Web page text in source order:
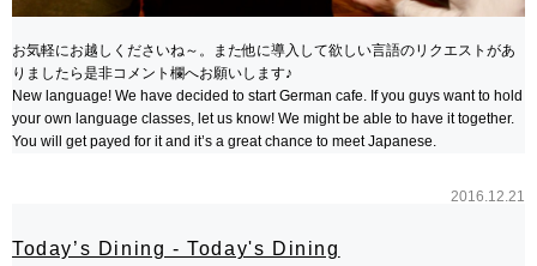
お気軽にお越しくださいね～。また他に導入して欲しい言語のリクエストがあ
りましたら是非コメント欄へお願いします♪
New language! We have decided to start German cafe. If you guys want to hold
your own language classes, let us know! We might be able to have it together.
You will get payed for it and it’s a great chance to meet Japanese.
2016.12.21
Today’s Dining - Today's Dining